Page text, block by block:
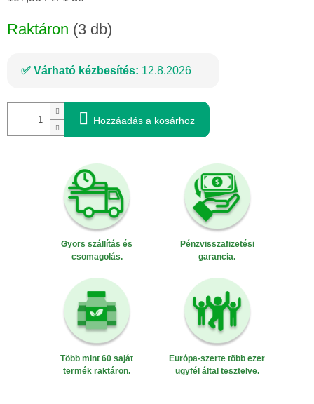
Raktáron (3 db)
Várható kézbesítés: 12.8.2026
Hozzáadás a kosárhoz
Gyors szállítás és
csomagolás.
Pénzvisszafizetési
garancia.
Több mint 60 saját
termék raktáron.
Európa-szerte több ezer
ügyfél által tesztelve.